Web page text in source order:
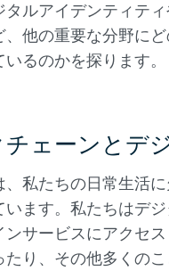
タルアイデンティテ
、他の重要な分野に
るのかを探ります。
ェーンとデ
、私たちの日常生活
います。私たちはデ
ンサービスにアクセ
たり、その他多くの